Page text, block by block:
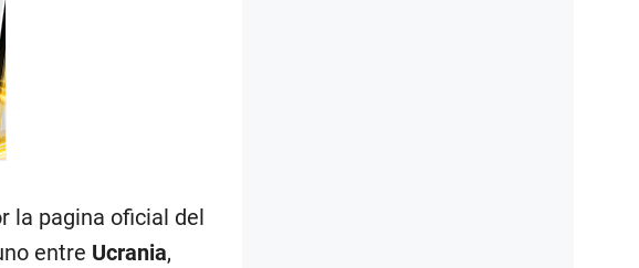
la pagina oficial del
entre Ucrania,